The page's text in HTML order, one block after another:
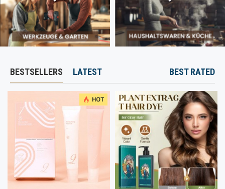
BESTSELLERS LATEST BEST RATED
HOT